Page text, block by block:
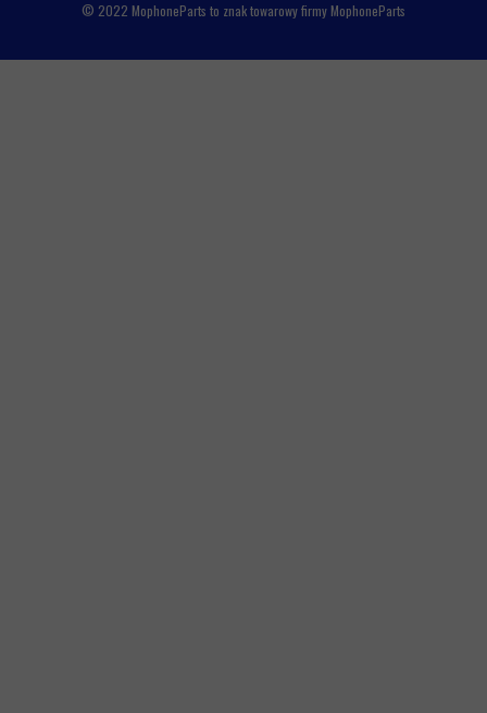
© 2022 MophoneParts to znak towarowy firmy MophoneParts